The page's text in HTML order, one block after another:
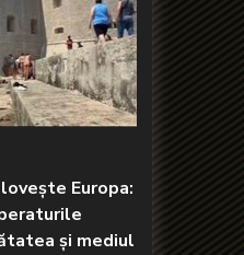
Europa:
și mediul